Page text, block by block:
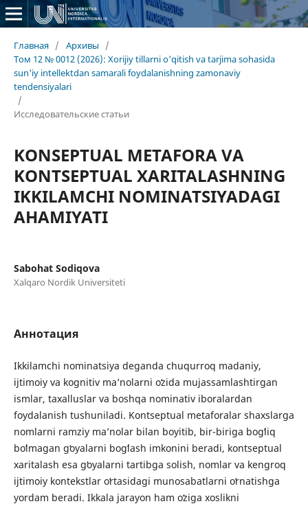
Главная / Архивы
/
Том 12 № 0012 (2026): Xorijiy tillarni o'qitish va tarjima sohasida
sun'iy intellektdan samarali foydalanishning zamonaviy
tendensiyalari
/
Исследовательские статьи
KONSEPTUAL METAFORA VA
KONTSEPTUAL XARITALASHNING
IKKILAMCHI NOMINATSIYADAGI
AHAMIYATI
Sabohat Sodiqova
Xalqaro Nordik Universiteti
Аннотация
Ikkilamchi nominatsiya deganda chuqurroq madaniy,
ijtimoiy va kognitiv maʼnolarni oʻzida mujassamlashtirgan
ismlar, taxalluslar va boshqa nominativ iboralardan
foydalanish tushuniladi. Kontseptual metaforalar shaxslarga
nomlarni ramziy ma’nolar bilan boyitib, bir-biriga bogʻliq
boʻlmagan gʻoyalarni bogʻlash imkonini beradi, kontseptual
xaritalash esa gʻoyalarni tartibga solish, nomlar va kengroq
ijtimoiy kontekstlar oʻrtasidagi munosabatlarni oʻrnatishga
yordam beradi. Ikkala jarayon ham oʻziga xoslikni